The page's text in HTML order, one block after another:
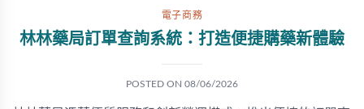
電子商務
林林藥局訂單查詢系統：打造便捷購藥新體驗
POSTED ON 08/06/2026